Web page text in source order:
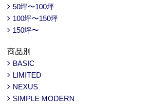
50坪〜100坪
100坪〜150坪
150坪〜
商品別
BASIC
LIMITED
NEXUS
SIMPLE MODERN